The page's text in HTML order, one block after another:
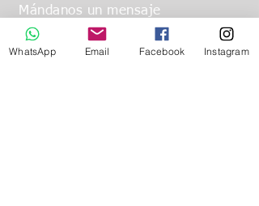
Mándanos un mensaje
WhatsApp Email Facebook Instagram